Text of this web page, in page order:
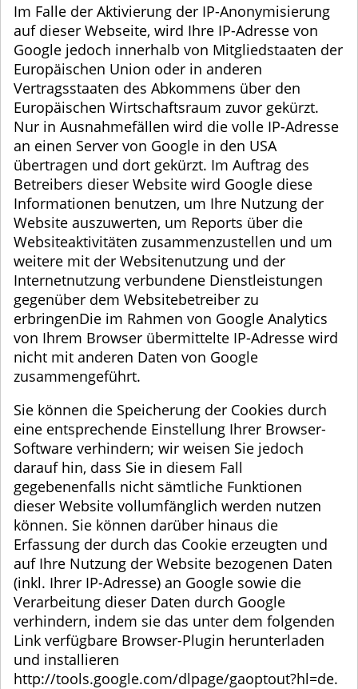
Im Falle der Aktivierung der IP-Anonymisierung
auf dieser Webseite, wird Ihre IP-Adresse von
Google jedoch innerhalb von Mitgliedstaaten der
Europäischen Union oder in anderen
Vertragsstaaten des Abkommens über den
Europäischen Wirtschaftsraum zuvor gekürzt.
Nur in Ausnahmefällen wird die volle IP-Adresse
an einen Server von Google in den USA
übertragen und dort gekürzt. Im Auftrag des
Betreibers dieser Website wird Google diese
Informationen benutzen, um Ihre Nutzung der
Website auszuwerten, um Reports über die
Websiteaktivitäten zusammenzustellen und um
weitere mit der Websitenutzung und der
Internetnutzung verbundene Dienstleistungen
gegenüber dem Websitebetreiber zu
erbringenDie im Rahmen von Google Analytics
von Ihrem Browser übermittelte IP-Adresse wird
nicht mit anderen Daten von Google
zusammengeführt.
Sie können die Speicherung der Cookies durch
eine entsprechende Einstellung Ihrer Browser-
Software verhindern; wir weisen Sie jedoch
darauf hin, dass Sie in diesem Fall
gegebenenfalls nicht sämtliche Funktionen
dieser Website vollumfänglich werden nutzen
können. Sie können darüber hinaus die
Erfassung der durch das Cookie erzeugten und
auf Ihre Nutzung der Website bezogenen Daten
(inkl. Ihrer IP-Adresse) an Google sowie die
Verarbeitung dieser Daten durch Google
verhindern, indem sie das unter dem folgenden
Link verfügbare Browser-Plugin herunterladen
und installieren
http://tools.google.com/dlpage/gaoptout?hl=de.